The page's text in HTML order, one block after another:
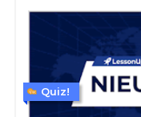
Quiz!